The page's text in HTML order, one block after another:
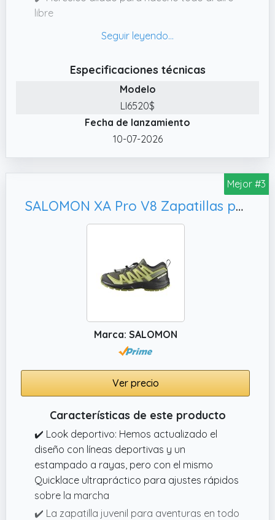
libre
✔️ Aptitud todo terreno: La suela y la
tus caminatas sean sencillas y fiables por
todo tipo de superficies y senderos
✔️ Construcción duradera: La robusta piel de
nobuk y la construcción de malla garantizan
un uso y una protección duraderos
Especificaciones técnicas
Modelo
LI6520$
Fecha de lanzamiento
10-07-2026
Mejor #3
SALOMON XA Pro V8 Zapatillas para Senderismo Trail Running, Niños & Teens
Marca: SALOMON
Ver precio
Características de este producto
✔️ Look deportivo: Hemos actualizado el
diseño con líneas deportivas y un
estampado a rayas, pero con el mismo
Quicklace ultrapráctico para ajustes rápidos
sobre la marcha
✔️ La zapatilla juvenil para aventuras en todo